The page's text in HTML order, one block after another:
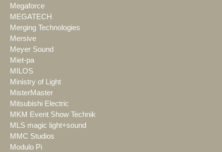
Megaforce
MEGATECH
Merging Technologies
Mersive
Meyer Sound
Miet-pa
MILOS
Ministry of Light
MisterMaster
Mitsubishi Electric
MKM Event Show Technik
MLS magic light+sound
MMC Studios
Modulo Pi